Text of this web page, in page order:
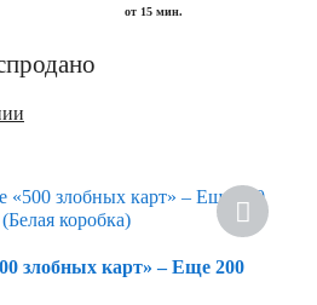
от 15 мин.
злобных карт» – Еще 200